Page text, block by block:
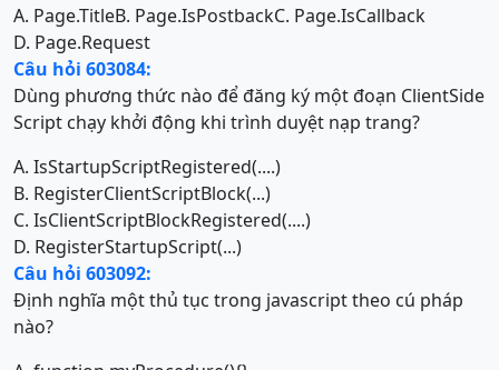
A. Page.TitleB. Page.IsPostbackC. Page.IsCallback
D. Page.Request
Câu hỏi 603084:
Dùng phương thức nào để đăng ký một đoạn ClientSide
Script chạy khởi động khi trình duyệt nạp trang?
A. IsStartupScriptRegistered(....)
B. RegisterClientScriptBlock(...)
C. IsClientScriptBlockRegistered(....)
D. RegisterStartupScript(...)
Câu hỏi 603092:
Định nghĩa một thủ tục trong javascript theo cú pháp
nào?